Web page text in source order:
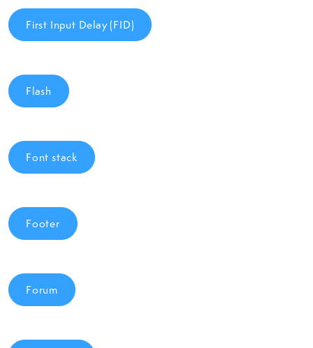
First Input Delay (FID)
Flash
Font stack
Footer
Forum